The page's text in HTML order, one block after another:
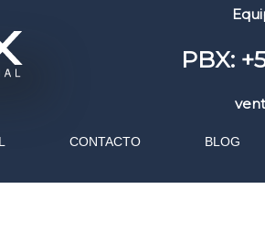
PBX:
CONTACTO BLOG